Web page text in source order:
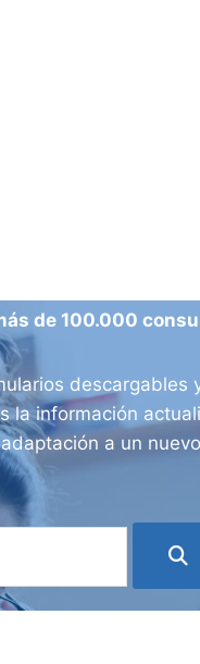
de 100.000
descargables
la información
a un